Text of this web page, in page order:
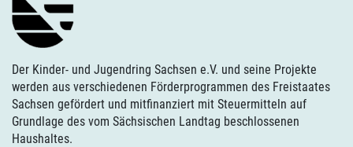
Der Kinder- und Jugendring Sachsen e.V. und seine Projekte
werden aus verschiedenen Förderprogrammen des Freistaates
Sachsen gefördert und mitfinanziert mit Steuermitteln auf
Grundlage des vom Sächsischen Landtag beschlossenen
Haushaltes.